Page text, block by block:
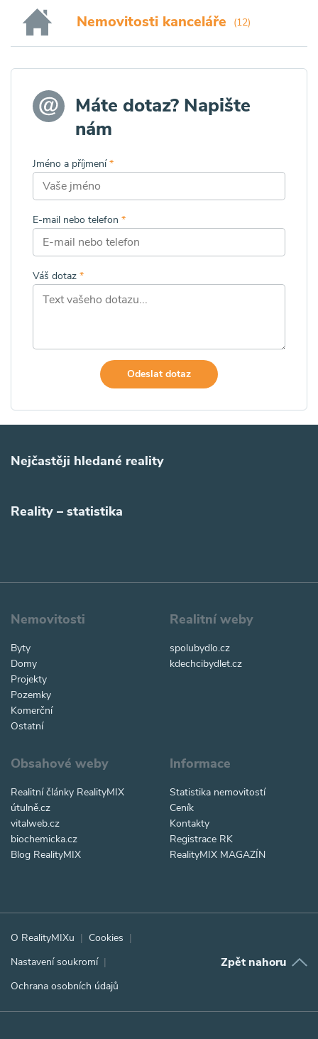
Nemovitosti kanceláře (12)
Máte dotaz? Napište
nám
Jméno a příjmení*
E-mail nebo telefon *
Váš dotaz *
Odeslat dotaz
Nejčastěji hledané reality
Reality – statistika
Nemovitosti
Byty
Domy
Projekty
Pozemky
Komerční
Ostatní
Realitní weby
spolubydlo.cz
kdechcibydlet.cz
Obsahové weby
Realitní články RealityMIX
útulně.cz
vitalweb.cz
biochemicka.cz
Blog RealityMIX
Informace
Statistika nemovitostí
Ceník
Kontakty
Registrace RK
RealityMIX MAGAZÍN
O RealityMIXu
Cookies
Nastavení soukromí
Ochrana osobních údajů
Zpět nahoru